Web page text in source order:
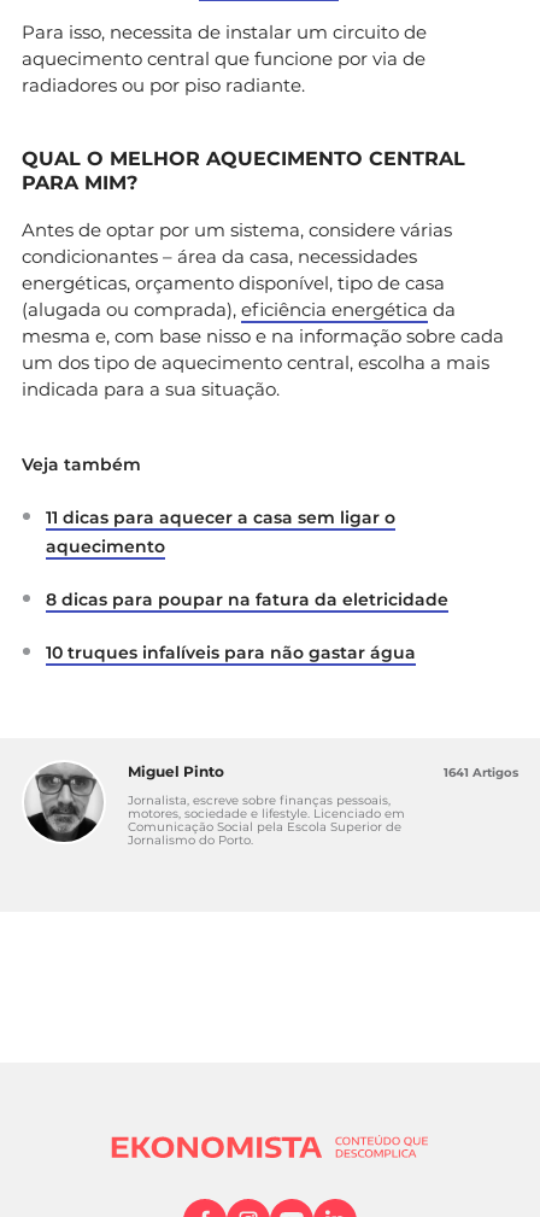
Para isso, necessita de instalar um circuito de
aquecimento central que funcione por via de
radiadores ou por piso radiante.
QUAL O MELHOR AQUECIMENTO CENTRAL
PARA MIM?
Antes de optar por um sistema, considere várias
condicionantes – área da casa, necessidades
energéticas, orçamento disponível, tipo de casa
(alugada ou comprada), eficiência energética da
mesma e, com base nisso e na informação sobre cada
um dos tipo de aquecimento central, escolha a mais
indicada para a sua situação.
Veja também
11 dicas para aquecer a casa sem ligar o
aquecimento
8 dicas para poupar na fatura da eletricidade
10 truques infalíveis para não gastar água
Miguel Pinto
Jornalista, escreve sobre finanças pessoais,
motores, sociedade e lifestyle. Licenciado em
Comunicação Social pela Escola Superior de
Jornalismo do Porto.
1641 Artigos